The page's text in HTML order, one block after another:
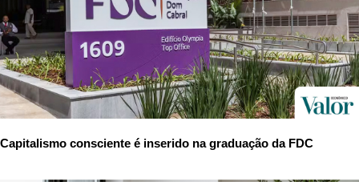
Capitalismo consciente é inserido na graduação da FDC